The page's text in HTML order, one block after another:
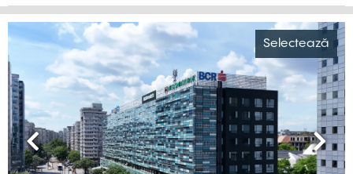
30000 m²
0 m²
15
14
17
12
3
6 11
Selectează
Previous Next